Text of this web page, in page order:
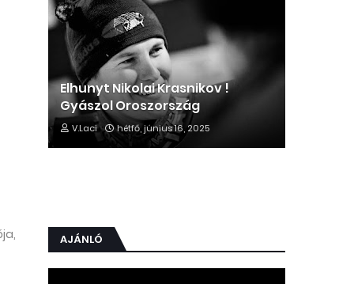
Elhunyt Nikolai Krasnikov !
Gyászol Oroszország
V.Laci hétfő, június 16, 2025
AJÁNLÓ